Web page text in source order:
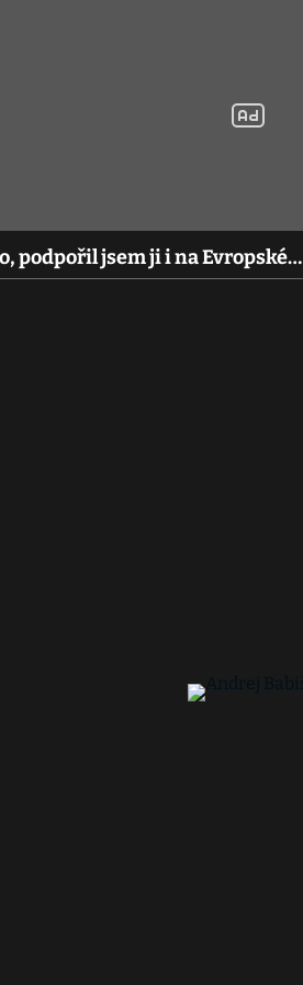
podpořil jsem ji i na Evropské…